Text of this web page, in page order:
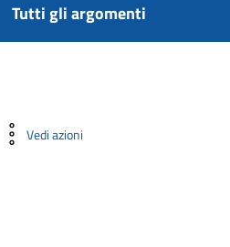
Tutti gli argomenti
Vedi azioni